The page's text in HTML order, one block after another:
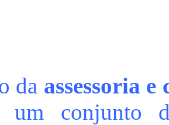
da assessoria
um conjunto